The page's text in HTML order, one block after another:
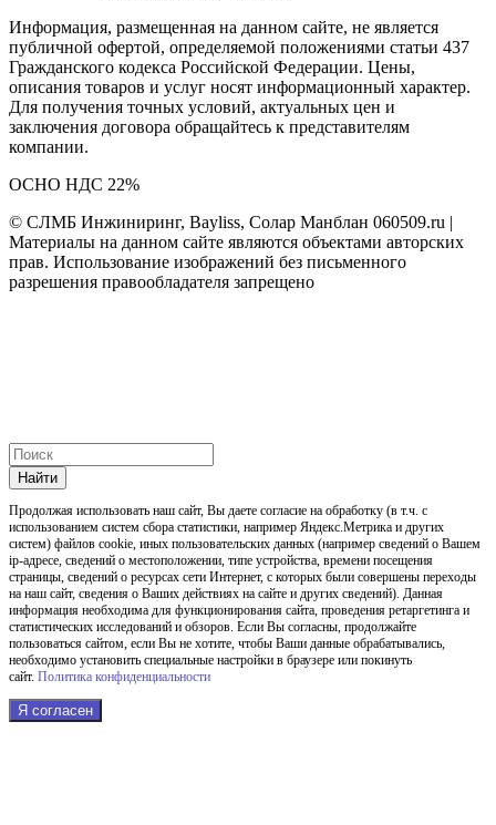
Информация, размещенная на данном сайте, не является
публичной офертой, определяемой положениями статьи 437
Гражданского кодекса Российской Федерации. Цены,
описания товаров и услуг носят информационный характер.
Для получения точных условий, актуальных цен и
заключения договора обращайтесь к представителям
компании.
ОСНО НДС 22%
© СЛМБ Инжиниринг, Bayliss, Солар Манблан 060509.ru |
Материалы на данном сайте являются объектами авторских
прав. Использование изображений без письменного
разрешения правообладателя запрещено
Найти
Продолжая использовать наш cайт, Вы даете согласие на обработку (в т.ч. с
использованием систем сбора статистики, например Яндекс.Метрика и других
систем) файлов cookie, иных пользовательских данных (например сведений о Вашем
ip-адресе, сведений о местоположении, типе устройства, времени посещения
страницы, сведений о ресурсах сети Интернет, с которых были совершены переходы
на наш сайт, сведения о Ваших действиях на сайте и других сведений). Данная
информация необходима для функционирования сайта, проведения ретаргетинга и
статистических исследований и обзоров. Если Вы согласны, продолжайте
пользоваться сайтом, если Вы не хотите, чтобы Ваши данные обрабатывались,
необходимо установить специальные настройки в браузере или покинуть
сайт. Политика конфиденциальности
Я согласен